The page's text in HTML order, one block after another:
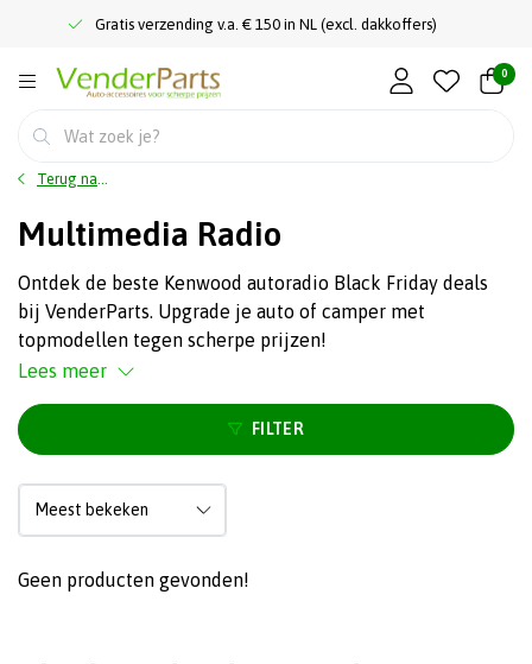
Gratis verzending v.a. € 150 in NL (excl. dakkoffers)
0
Terug naar home
Multimedia Radio
Ontdek de beste Kenwood autoradio Black Friday deals
bij VenderParts. Upgrade je auto of camper met
topmodellen tegen scherpe prijzen!
Lees meer
FILTER
Geen producten gevonden!